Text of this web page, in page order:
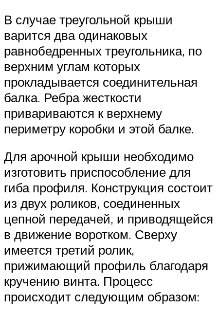
В случае треугольной крыши
варится два одинаковых
равнобедренных треугольника, по
верхним углам которых
прокладывается соединительная
балка. Ребра жесткости
привариваются к верхнему
периметру коробки и этой балке.
Для арочной крыши необходимо
изготовить приспособление для
гиба профиля. Конструкция состоит
из двух роликов, соединенных
цепной передачей, и приводящейся
в движение воротком. Сверху
имеется третий ролик,
прижимающий профиль благодаря
кручению винта. Процесс
происходит следующим образом: